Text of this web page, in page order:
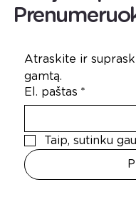
Atraskite ir
gamtą.
El. paštas *
Taip, sutinku